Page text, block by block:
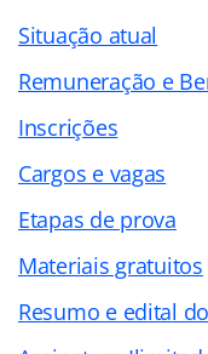
Situação atual
Remuneração e
Inscrições
Cargos e vagas
Etapas de prova
Materiais gratuitos
Resumo e edital